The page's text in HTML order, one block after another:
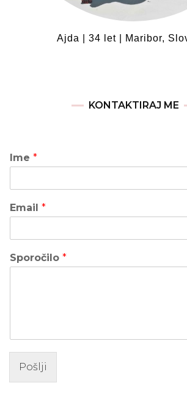
Ajda | 34 let | Maribor,
KONTAKTIRAJ ME
Ime *
Email *
Sporočilo *
Pošlji